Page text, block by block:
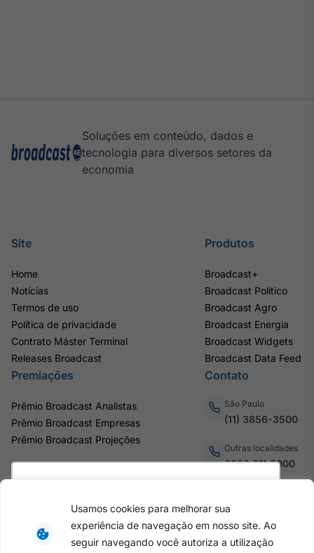
como você interage em nosso site e
personalizar conteúdo. Ao utilizar este site, você
Usamos cookies para melhorar sua
experiência de navegação em nosso site. Ao
seguir navegando você autoriza a utilização
Soluções em conteúdo, dados e
tecnologia para diversos setores da
economia
Site
Home
Notícias
Termos de uso
Política de privacidade
Contrato Máster Terminal
Releases Broadcast
Produtos
Broadcast+
Broadcast Político
Broadcast Agro
Broadcast Energia
Broadcast Widgets
Broadcast Data Feed
Premiações
Prêmio Broadcast Analistas
Prêmio Broadcast Empresas
Prêmio Broadcast Projeções
Contato
São Paulo
(11) 3856-3500
Outras localidades
0800.011.3000
Av. Eng. Caetano Álvares, 55
- 3º e 6º andar, Bairro do
Limão, São Paulo / SP, CEP